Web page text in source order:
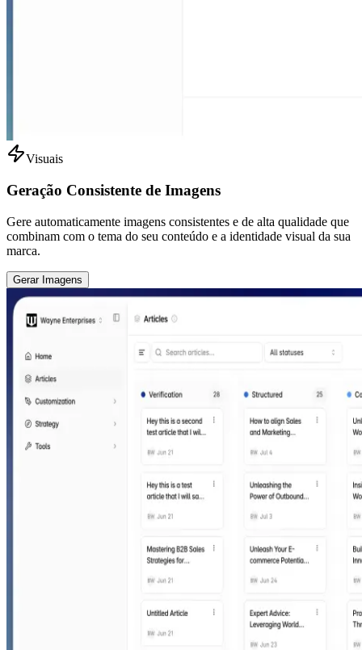
Visuais
Geração Consistente de Imagens
Gere automaticamente imagens consistentes e de alta qualidade que
combinam com o tema do seu conteúdo e a identidade visual da sua
marca.
Gerar Imagens